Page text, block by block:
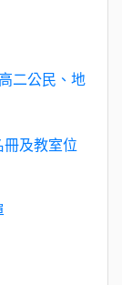
二公民、地
冊及教室位